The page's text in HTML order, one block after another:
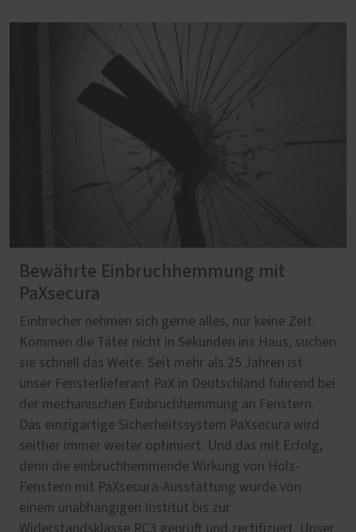
Bewährte Einbruchhemmung mit
PaXsecura
Einbrecher nehmen sich gerne alles, nur keine Zeit.
Kommen die Täter nicht in Sekunden ins Haus, suchen
sie schnell das Weite. Seit mehr als 25 Jahren ist
unser Fensterlieferant PaX in Deutschland führend bei
der mechanischen Einbruchhemmung an Fenstern.
Das einzigartige Sicherheitssystem PaXsecura wird
seither immer weiter optimiert. Und das mit Erfolg,
denn die einbruchhemmende Wirkung von Holz-
Fenstern mit PaXsecura-Ausstattung wurde von
einem unabhängigen Institut bis zur
Widerstandsklasse RC3 geprüft und zertifiziert. Unser